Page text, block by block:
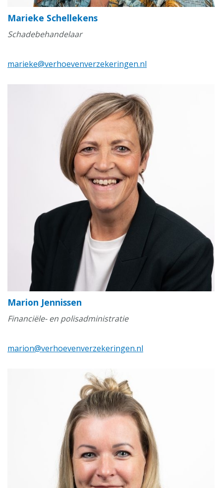
Marieke Schellekens
Schadebehandelaar
marieke@verhoevenverzekeringen.nl
Marion Jennissen
Financiële- en polisadministratie
marion@verhoevenverzekeringen.nl